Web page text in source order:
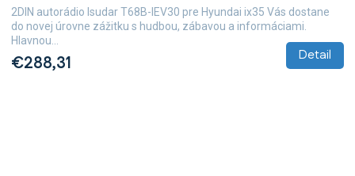
€288,31 Detail
2DIN autorádio Isudar T68B-IEV30 pre Hyundai ix35 Vás dostane
do novej úrovne zážitku s hudbou, zábavou a informáciami.
Hlavnou...